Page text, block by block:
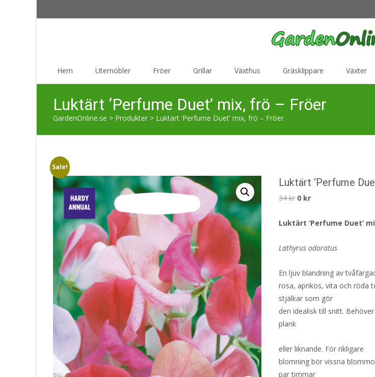
Hem Utemöbler Fröer Grillar Växthus Gräsklippare Växter
Luktärt ‘Perfume Duet’ mix, frö – Fröer
GardenOnline.se > Produkter > Luktärt ‘Perfume Duet’ mix, frö – Fröer
Sale!
Luktärt ‘Perfume
34kr Det
priset
34 kr.
0 krDet
priset
0 kr.
Luktärt ‘Perfume Duet’
Lathyrus odoratus
En ljuv blandning av
rosa, aprikos, vita och röda
stjälkar som gör
den idealisk till snitt.
plank
eller liknande. För rikligare
blomning bör vissna
par timmar